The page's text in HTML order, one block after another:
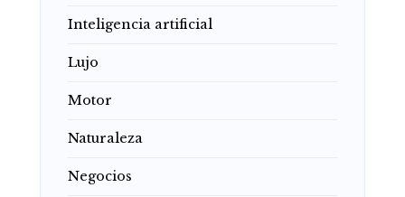
Inteligencia artificial
Lujo
Motor
Naturaleza
Negocios